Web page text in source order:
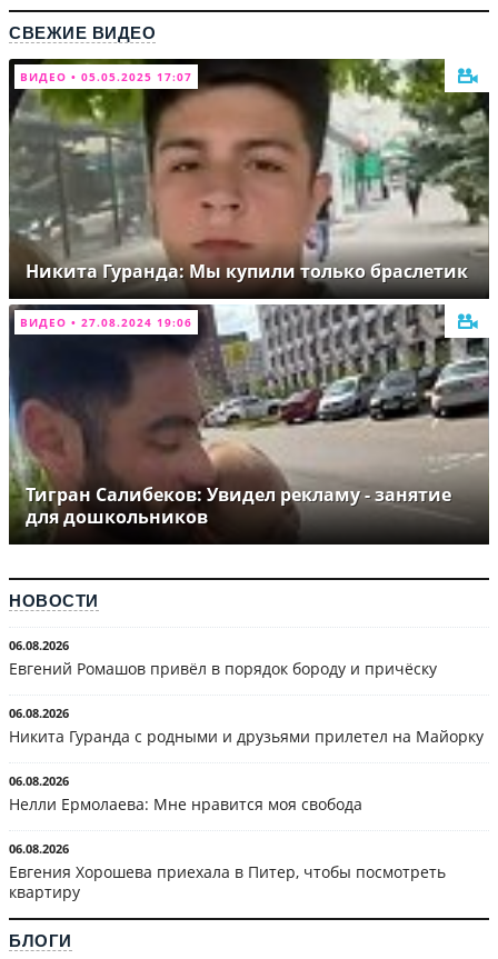
СВЕЖИЕ ВИДЕО
ВИДЕО • 05.05.2025 17:07
Никита Гуранда: Мы купили только браслетик
ВИДЕО • 27.08.2024 19:06
Тигран Салибеков: Увидел рекламу - занятие
для дошкольников
НОВОСТИ
06.08.2026
Евгений Ромашов привёл в порядок бороду и причёску
06.08.2026
Никита Гуранда с родными и друзьями прилетел на Майорку
06.08.2026
Нелли Ермолаева: Мне нравится моя свобода
06.08.2026
Евгения Хорошева приехала в Питер, чтобы посмотреть
квартиру
БЛОГИ